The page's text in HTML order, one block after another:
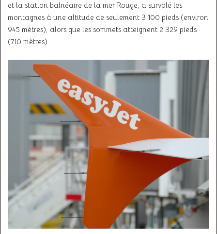
et la station balnéaire de la mer Rouge, a survolé les
montagnes à une altitude de seulement 3 100 pieds (environ
945 mètres), alors que les sommets atteignent 2 329 pieds
(710 mètres).